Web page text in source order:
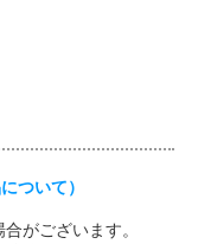
ついて）
がございます。